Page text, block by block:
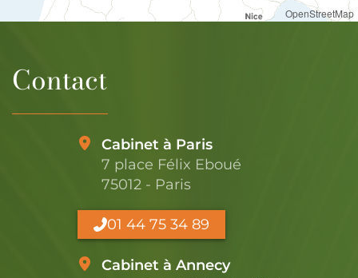
OpenStreetMap
Contact
Cabinet à Paris
7 place Félix Eboué
75012 - Paris
01 44 75 34 89
Cabinet à Annecy